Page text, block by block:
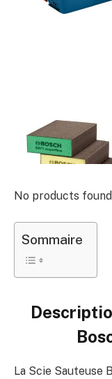
No products
Sommaire
La Scie Sauteuse